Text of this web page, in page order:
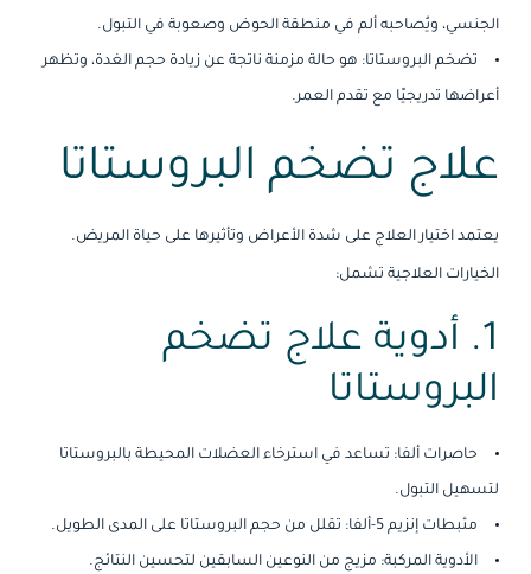
الجنسي، ويُصاحبه ألم في منطقة الحوض وصعوبة في التبول.
تضخم البروستاتا: هو حالة مزمنة ناتجة عن زيادة حجم الغدة، وتظهر
أعراضها تدريجيًا مع تقدم العمر.
علاج تضخم البروستاتا
يعتمد اختيار العلاج على شدة الأعراض وتأثيرها على حياة المريض.
الخيارات العلاجية تشمل:
1. أدوية علاج تضخم
البروستاتا
حاصرات ألفا: تساعد في استرخاء العضلات المحيطة بالبروستاتا
لتسهيل التبول.
مثبطات إنزيم 5-ألفا: تقلل من حجم البروستاتا على المدى الطويل.
الأدوية المركبة: مزيج من النوعين السابقين لتحسين النتائج.